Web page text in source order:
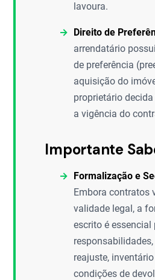
lavoura.
Direito de
arrendatário
de preferência
aquisição do
proprietário
a vigência do
Importante
Formalização e
Embora contratos
validade legal, a
escrito é
reajuste,
condições de